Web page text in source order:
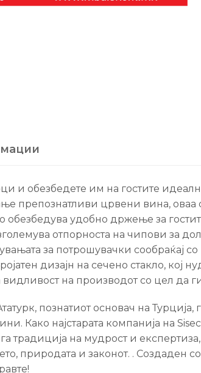
и обезбедете им на гостите
препознатливи црвени вина, оваа
обезбедува удобно држење за
отпорноста на чипови за
за потрошувачки сообраќај
дизајн на сечено стакло,
на производот со цел да
познатиот основач на
Како најстарата компанија на
традиција на мудрост и
природата и законот. .